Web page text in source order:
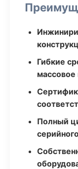
Гибкие
массовое
Полный